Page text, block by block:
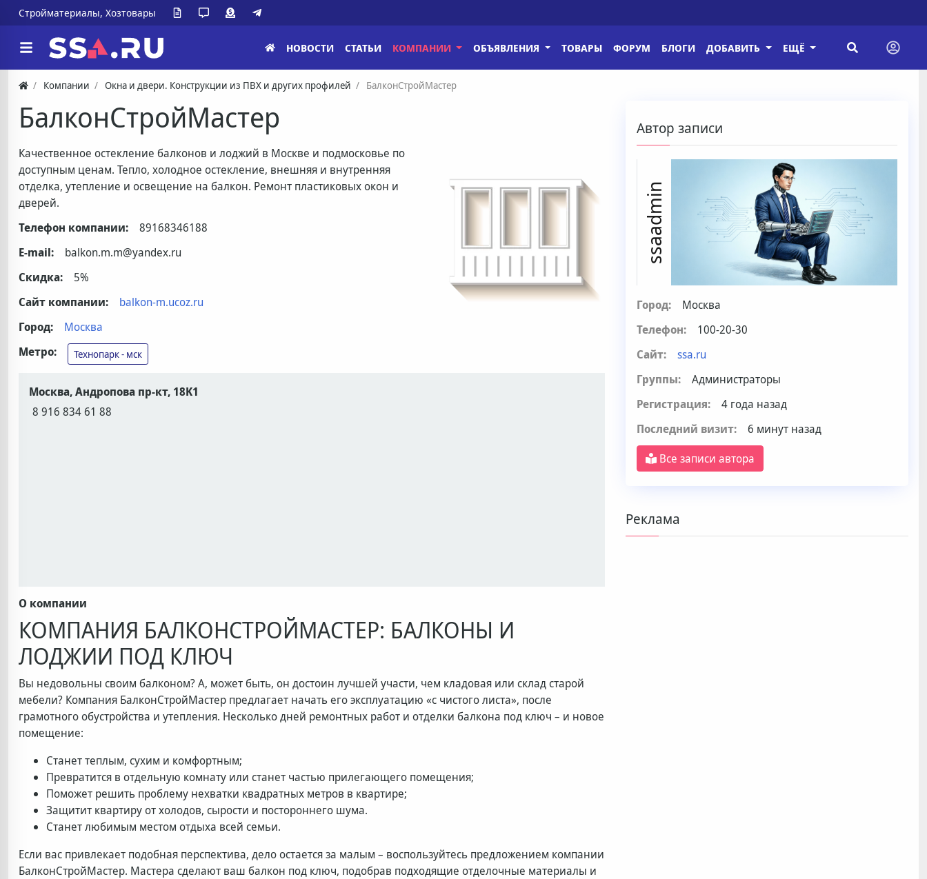
Стройматериалы, Хозтовары
НОВОСТИ СТАТЬИ КОМПАНИИ ОБЪЯВЛЕНИЯ ТОВАРЫ ФОРУМ БЛОГИ ДОБАВИТЬ ЕЩЁ
Компании Окна и двери. Конструкции из ПВХ и других профилей БалконСтройМастер
БалконСтройМастер
Качественное остекление балконов и лоджий в Москве и подмосковье по
доступным ценам. Тепло, холодное остекление, внешняя и внутренняя
отделка, утепление и освещение на балкон. Ремонт пластиковых окон и
дверей.
Телефон компании:
89168346188
E-mail:
balkon.m.m@yandex.ru
Скидка:
5%
Сайт компании:
balkon-m.ucoz.ru
Город:
Москва
Метро:
Технопарк - мск
Москва, Андропова пр-кт, 18K1
8 916 834 61 88
О компании
КОМПАНИЯ БАЛКОНСТРОЙМАСТЕР: БАЛКОНЫ И
ЛОДЖИИ ПОД КЛЮЧ
Вы недовольны своим балконом? А, может быть, он достоин лучшей участи, чем кладовая или склад старой
мебели? Компания БалконСтройМастер предлагает начать его эксплуатацию «с чистого листа», после
грамотного обустройства и утепления. Несколько дней ремонтных работ и отделки балкона под ключ – и новое
помещение:
Станет теплым, сухим и комфортным;
Превратится в отдельную комнату или станет частью прилегающего помещения;
Поможет решить проблему нехватки квадратных метров в квартире;
Защитит квартиру от холодов, сырости и постороннего шума.
Станет любимым местом отдыха всей семьи.
Если вас привлекает подобная перспектива, дело остается за малым – воспользуйтесь предложением компании
БалконСтройМастер. Мастера сделают ваш балкон под ключ, подобрав подходящие отделочные материалы и
Автор записи
ssaadmin
Город:
Москва
Телефон:
100-20-30
Сайт:
ssa.ru
Группы:
Администраторы
Регистрация:
4 года назад
Последний визит:
6 минут назад
Все записи автора
Реклама